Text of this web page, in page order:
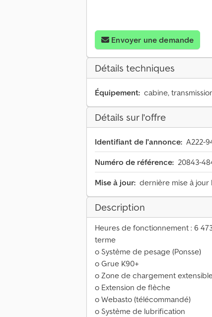
Envoyer une demande
Détails techniques
Équipement: cabine,
Détails sur l'offre
Identifiant de l'annonce: A222-
Numéro de référence: 20843-
Mise à jour: dernière mise à jour
Description
Heures de fonctionnement : 6
terme
o Système de pesage (Ponsse)
o Grue K90+
o Zone de chargement
o Extension de flèche
o Webasto (télécommandé)
o Système de lubrification